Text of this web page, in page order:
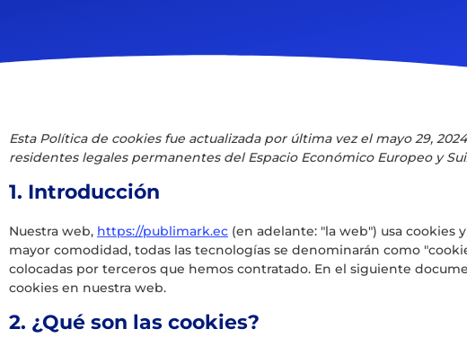
Esta Política de cookies fue actualizada por última vez el mayo 29,
residentes legales permanentes del Espacio Económico Europeo y
1. Introducción
Nuestra web, https://publimark.ec (en adelante: "la web") usa cookies
mayor comodidad, todas las tecnologías se denominarán como
colocadas por terceros que hemos contratado. En el siguiente
cookies en nuestra web.
2. ¿Qué son las cookies?